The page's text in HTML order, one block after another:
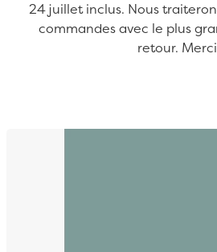
24 juillet inclus. Nous
commandes avec le plus
retour.